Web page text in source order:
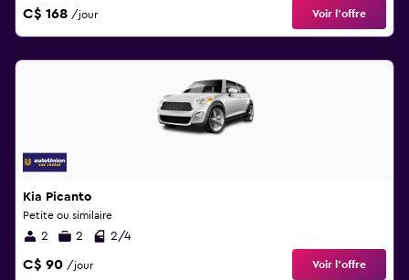
C$ 168 /jour Voir l’offre
Kia Picanto
Petite ou similaire
2 2 2/4
C$ 90 /jour Voir l’offre